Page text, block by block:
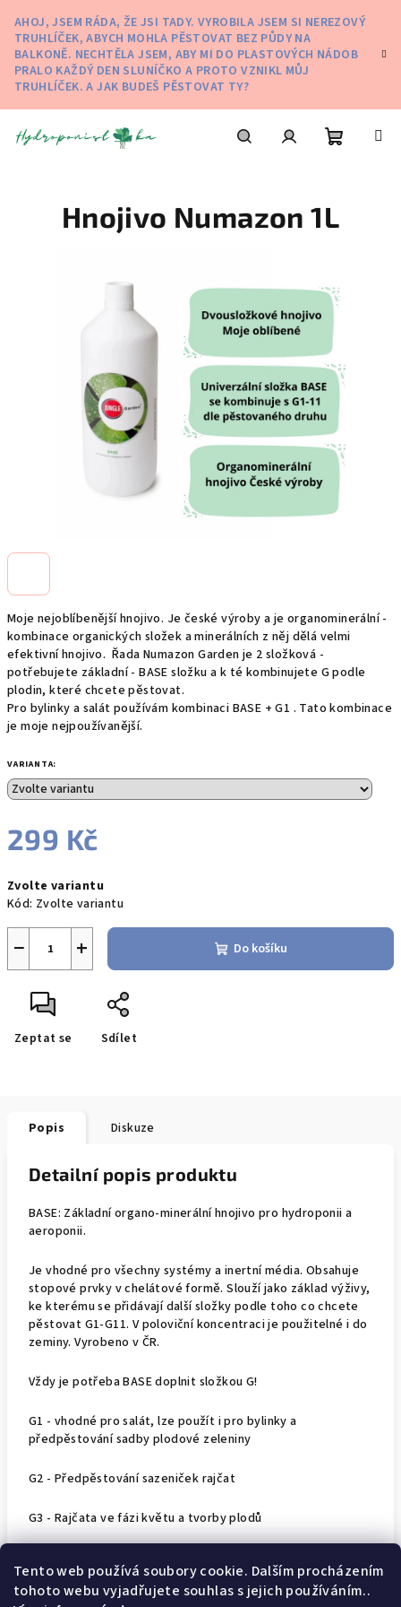
Tento web používá soubory cookie. Dalším procházením
tohoto webu vyjadřujete souhlas s jejich používáním..
obsah
AHOJ, JSEM RÁDA, ŽE JSI TADY. VYROBILA JSEM SI NEREZOVÝ
TRUHLÍČEK, ABYCH MOHLA PĚSTOVAT BEZ PŮDY NA
BALKONĚ. NECHTĚLA JSEM, ABY MI DO PLASTOVÝCH NÁDOB
PRALO KAŽDÝ DEN SLUNÍČKO A PROTO VZNIKL MŮJ
TRUHLÍČEK. A JAK BUDEŠ PĚSTOVAT TY?
Moje nejoblíbenější hnojivo. Je české výroby a je organominerální -
kombinace organických složek a minerálních z něj dělá velmi
efektivní hnojivo. Řada Numazon Garden je 2 složková -
potřebujete základní - BASE složku a k té kombinujete G podle
plodin, které chcete pěstovat.
Pro bylinky a salát používám kombinaci BASE + G1 . Tato kombinace
je moje nejpoužívanější.
VARIANTA:
299 Kč
cena:
Zvolte variantu
Kód: Zvolte variantu
+
− Do košíku
Zeptat se Sdílet
Hnojivo Numazon 1L
Popis Diskuze
Detailní popis produktu
BASE: Základní organo-minerální hnojivo pro hydroponii a
aeroponii.
Je vhodné pro všechny systémy a inertní média. Obsahuje
stopové prvky v chelátové formě. Slouží jako základ výživy,
ke kterému se přidávají další složky podle toho co chcete
pěstovat G1-G11. V poloviční koncentraci je použitelné i do
zeminy. Vyrobeno v ČR.
Vždy je potřeba BASE doplnit složkou G!
G1 - vhodné pro salát, lze použít i pro bylinky a
předpěstování sadby plodové zeleniny
G2 - Předpěstování sazeniček rajčat
G3 - Rajčata ve fázi květu a tvorby plodů
G5 - Okurky